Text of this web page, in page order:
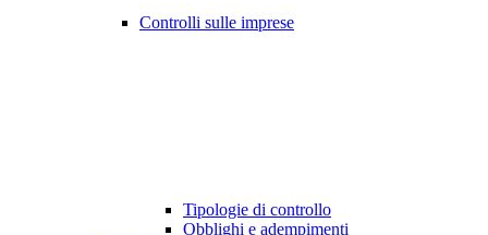
Controlli sulle imprese
Tipologie di controllo
Obblighi e adempimenti